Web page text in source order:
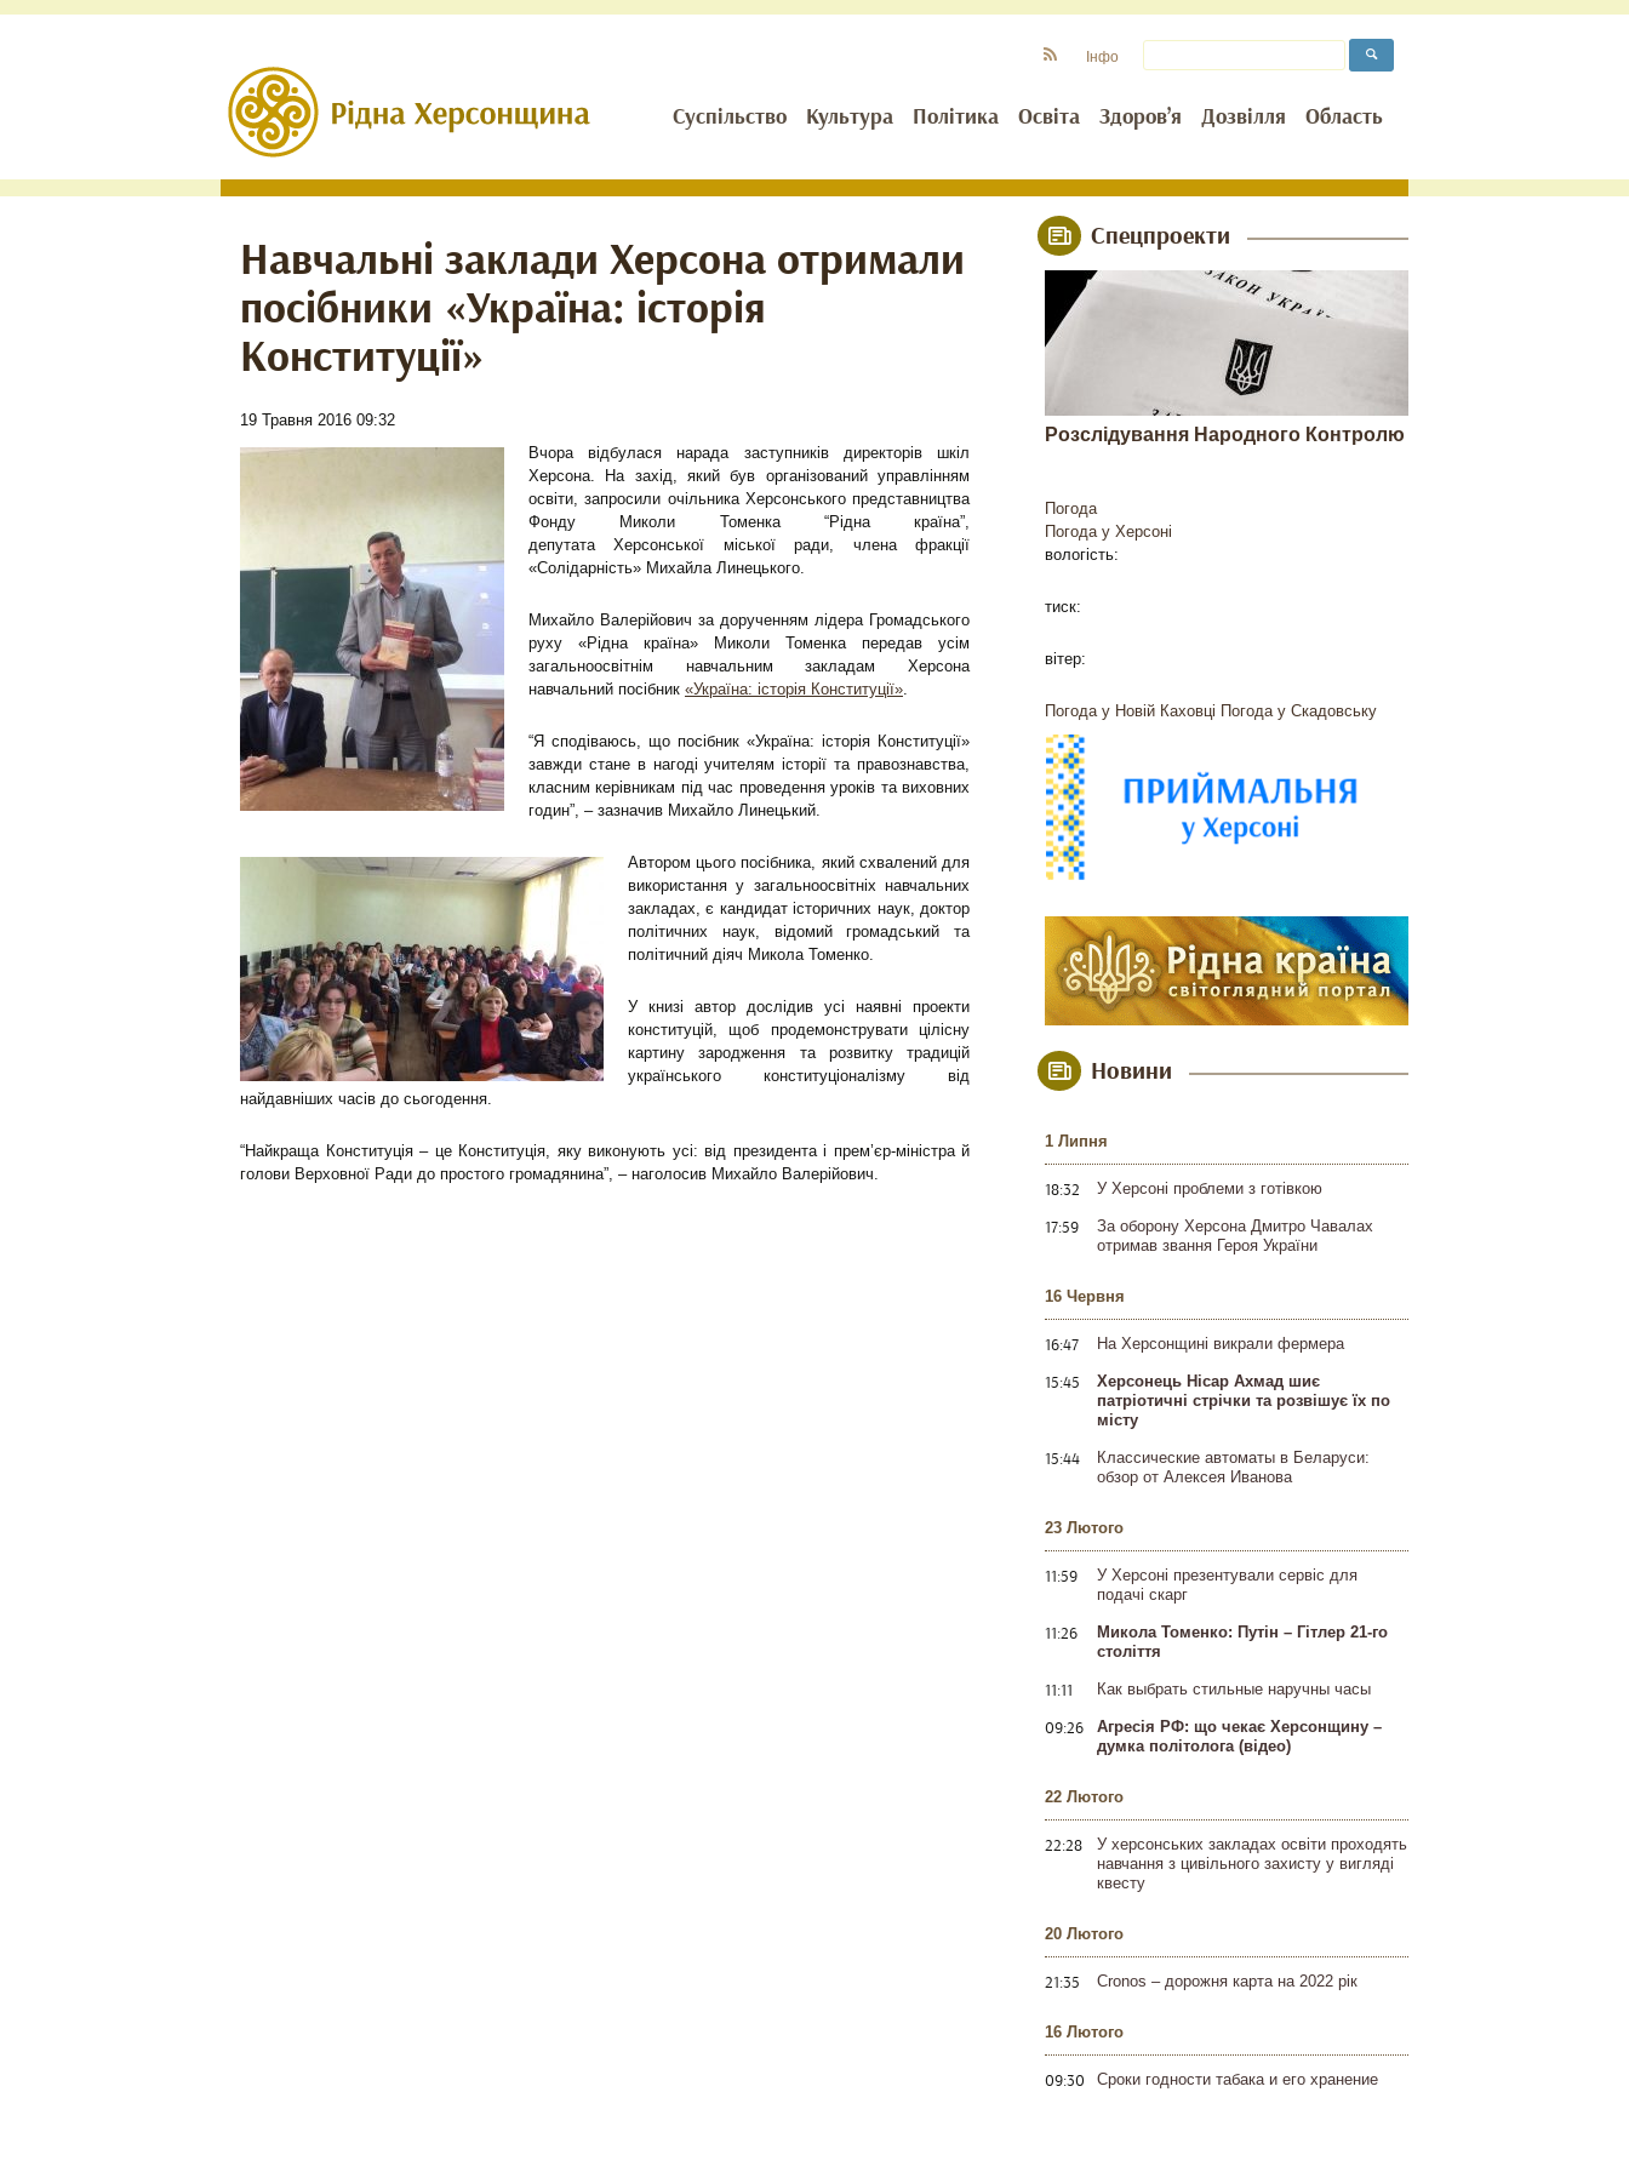
Суспільство Культура Політика Освіта Здоров’я Дозвілля Область
Інфо
Навчальні заклади Херсона отримали
посібники «Україна: історія
Конституції»
19 Травня 2016 09:32
Вчора відбулася нарада заступників директорів шкіл
Херсона. На захід, який був організований управлінням
освіти, запросили очільника Херсонського представництва
Фонду Миколи Томенка “Рідна країна”,
депутата Херсонської міської ради, члена фракції
«Солідарність» Михайла Линецького.
Михайло Валерійович за дорученням лідера Громадського
руху «Рідна країна» Миколи Томенка передав усім
загальноосвітнім навчальним закладам Херсона
навчальний посібник «Україна: історія Конституції».
“Я сподіваюсь, що посібник «Україна: історія Конституції»
завжди стане в нагоді учителям історії та правознавства,
класним керівникам під час проведення уроків та виховних
годин”, – зазначив Михайло Линецький.
Автором цього посібника, який схвалений для
використання у загальноосвітніх навчальних
закладах, є кандидат історичних наук, доктор
політичних наук, відомий громадський та
політичний діяч Микола Томенко.
У книзі автор дослідив усі наявні проекти
конституцій, щоб продемонструвати цілісну
картину зародження та розвитку традицій
українського конституціоналізму від
найдавніших часів до сьогодення.
“Найкраща Конституція – це Конституція, яку виконують усі: від президента і прем’єр-міністра й
голови Верховної Ради до простого громадянина”, – наголосив Михайло Валерійович.
Спецпроекти
Розслідування Народного Контролю
Погода
Погода у Херсоні
вологість:
тиск:
вітер:
Погода у Новій Каховці Погода у Скадовську
Новини
1 Липня
18:32 У Херсоні проблеми з готівкою
17:59
За оборону Херсона Дмитро Чавалах
отримав звання Героя України
16 Червня
16:47 На Херсонщині викрали фермера
15:45
Херсонець Нісар Ахмад шиє
патріотичні стрічки та розвішує їх по
місту
15:44
Классические автоматы в Беларуси:
обзор от Алексея Иванова
23 Лютого
11:59
У Херсоні презентували сервіс для
подачі скарг
11:26
Микола Томенко: Путін – Гітлер 21-го
століття
11:11 Как выбрать стильные наручны часы
09:26
Агресія РФ: що чекає Херсонщину –
думка політолога (відео)
22 Лютого
22:28
У херсонських закладах освіти проходять
навчання з цивільного захисту у вигляді
квесту
20 Лютого
21:35 Cronos – дорожня карта на 2022 рік
16 Лютого
09:30 Сроки годности табака и его хранение